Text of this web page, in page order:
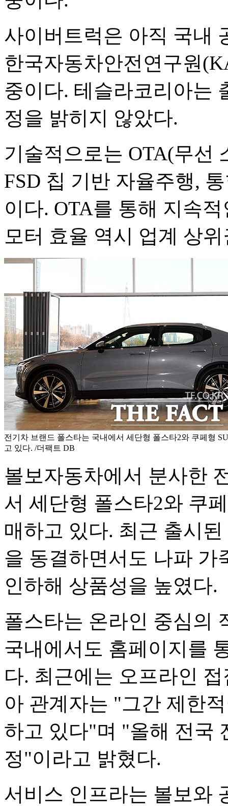
사이버트럭은 아직 국내
한국자동차안전연구원
중이다. 테슬라코리아는
정을 밝히지 않았다.
기술적으로는 OTA(무선
FSD 칩 기반 자율주행,
이다. OTA를 통해 지속
모터 효율 역시 업계 상
전기차 브랜드 폴스타는 국내에서 세단형 폴스타2와 쿠페형
고 있다. /더팩트 DB
볼보자동차에서 분사한
서 세단형 폴스타2와 쿠
매하고 있다. 최근 출시
을 동결하면서도 나파 가
인하해 상품성을 높였다.
폴스타는 온라인 중심의
국내에서도 홈페이지를
다. 최근에는 오프라인
아 관계자는 "그간 제한
하고 있다"며 "올해 전국
정"이라고 밝혔다.
서비스 인프라는 볼보와